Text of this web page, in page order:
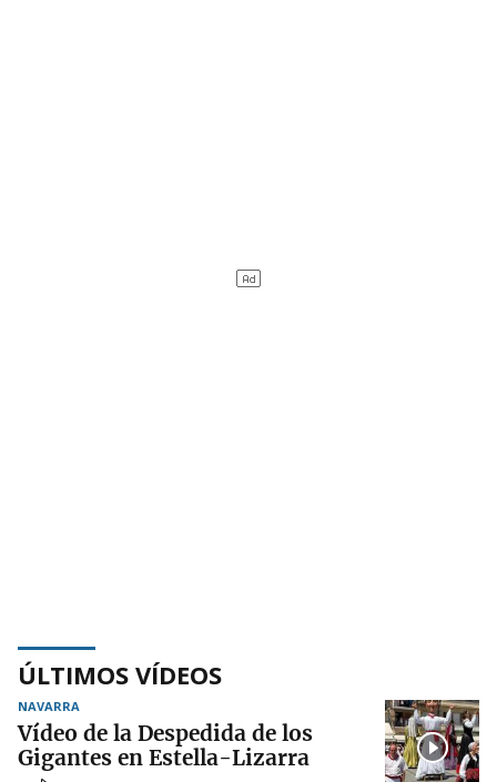
ÚLTIMOS VÍDEOS
NAVARRA
Vídeo de la Despedida de los
Gigantes en Estella-Lizarra